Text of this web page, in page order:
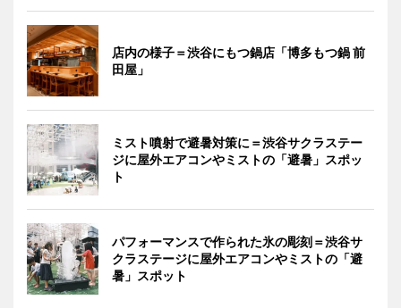
店内の様子＝渋谷にもつ鍋店「博多もつ鍋 前
田屋」
ミスト噴射で避暑対策に＝渋谷サクラステー
ジに屋外エアコンやミストの「避暑」スポッ
ト
パフォーマンスで作られた氷の彫刻＝渋谷サ
クラステージに屋外エアコンやミストの「避
暑」スポット